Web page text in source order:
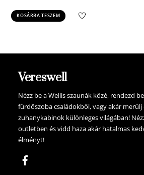
price
was:
KOSÁRBA TESZEM
Vereswell
Nézz be a Wellis szaunák közé, rendezd
fürdőszoba családokből, vagy akár merülj
zuhanykabinok különleges világában!
outletben és vidd haza akár hatalmas
élményt!